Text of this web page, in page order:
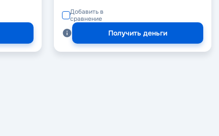
Добавить в
сравнение
Получить деньги